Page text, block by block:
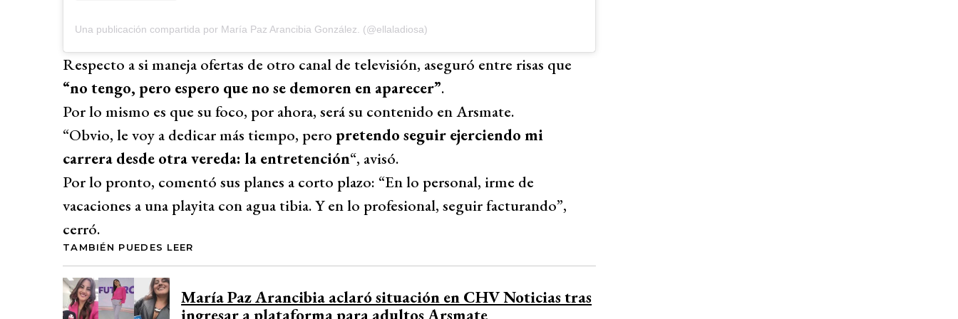
Una publicación compartida por María Paz Arancibia González. (@ellaladiosa)
Respecto a si maneja ofertas de otro canal de televisión, aseguró entre risas que
“no tengo, pero espero que no se demoren en aparecer”.
Por lo mismo es que su foco, por ahora, será su contenido en Arsmate.
“Obvio, le voy a dedicar más tiempo, pero pretendo seguir ejerciendo mi
carrera desde otra vereda: la entretención“, avisó.
Por lo pronto, comentó sus planes a corto plazo: “En lo personal, irme de
vacaciones a una playita con agua tibia. Y en lo profesional, seguir facturando”,
cerró.
TAMBIÉN PUEDES LEER
María Paz Arancibia aclaró situación en CHV Noticias tras
ingresar a plataforma para adultos Arsmate